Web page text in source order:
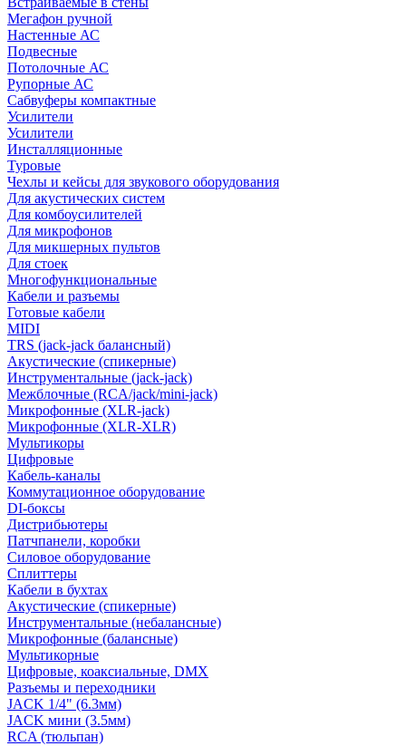
Мегафон ручной
Настенные АС
Подвесные
Потолочные АС
Рупорные АС
Сабвуферы компактные
Усилители
Усилители
Инсталляционные
Туровые
Чехлы и кейсы для звукового оборудования
Для акустических систем
Для комбоусилителей
Для микрофонов
Для микшерных пультов
Для стоек
Многофункциональные
Кабели и разъемы
Готовые кабели
MIDI
TRS (jack-jack балансный)
Акустические (спикерные)
Инструментальные (jack-jack)
Межблочные (RCA/jack/mini-jack)
Микрофонные (XLR-jack)
Микрофонные (XLR-XLR)
Мультикоры
Цифровые
Кабель-каналы
Коммутационное оборудование
DI-боксы
Дистрибьютеры
Патчпанели, коробки
Силовое оборудование
Сплиттеры
Кабели в бухтах
Акустические (спикерные)
Инструментальные (небалансные)
Микрофонные (балансные)
Мультикорные
Цифровые, коаксиальные, DMX
Разъемы и переходники
JACK 1/4" (6.3мм)
JACK мини (3.5мм)
RCA (тюльпан)